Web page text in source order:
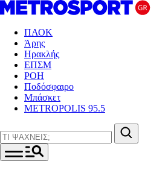
ΠΑΟΚ
Άρης
Ηρακλής
ΕΠΣΜ
ΡΟΗ
Ποδόσφαιρο
Μπάσκετ
METROPOLIS 95.5